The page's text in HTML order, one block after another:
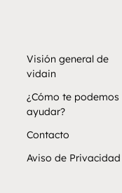
Visión general de
vidain
¿Cómo te podemos
ayudar?
Contacto
Aviso de Privacidad